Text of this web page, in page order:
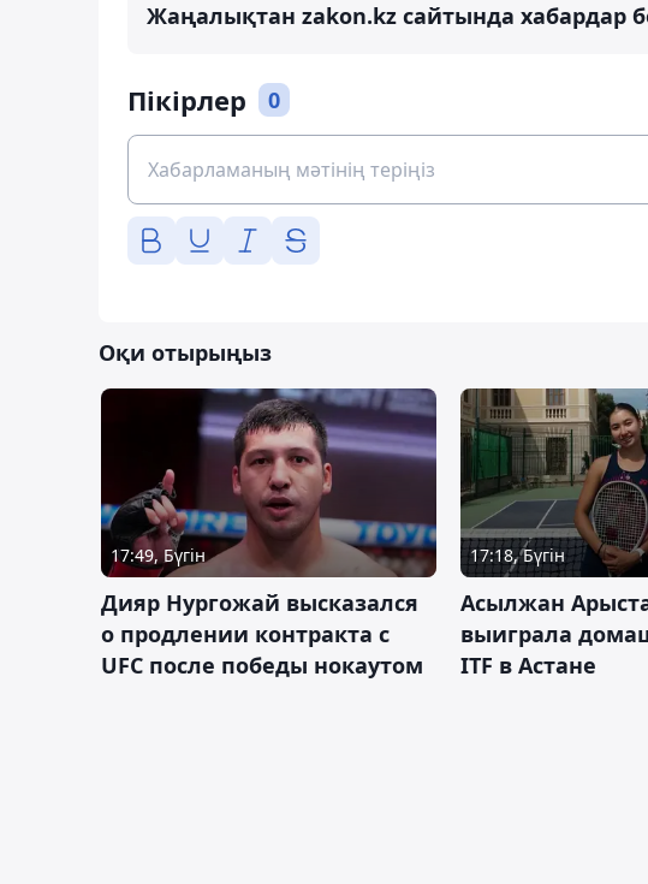
Жаңалықтан zakon.kz сайтында хабардар
Пікірлер 0
Оқи отырыңыз
17:49, Бүгін
Дияр Нургожай высказался
о продлении контракта с
UFC после победы нокаутом
17:18, Бүгін
Асылжан
выиграла
ITF в Астане